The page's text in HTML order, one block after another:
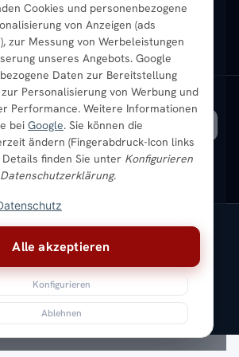
Alle akzeptieren
Konfigurieren
Ablehnen
Cookies und personenbezogene
von Anzeigen (ads
zur Messung von Werbeleistungen
unseres Angebots. Google
Daten zur Bereitstellung
Personalisierung von Werbung und
Performance. Weitere Informationen
bei Google. Sie können die
ändern (Fingerabdruck-Icon links
finden Sie unter Konfigurieren
Datenschutzerklärung.
Ort Heizkörper Badheizkörper Schwarz
Heizkörper-ZubehörAktuelle Angebote
ZAHLUNG VERSAND MIT
gesetzlicher USt. |Kostenloser Versand
AGBWiderrufsbelehrungVersandkosten
BatteriegesetzSitemap